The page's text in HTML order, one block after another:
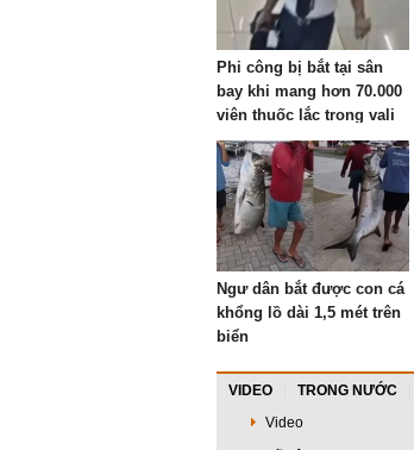
Phi công bị bắt tại sân
bay khi mang hơn 70.000
viên thuốc lắc trong vali
Ngư dân bắt được con cá
khổng lồ dài 1,5 mét trên
biển
VIDEO TRONG NƯỚC
Video